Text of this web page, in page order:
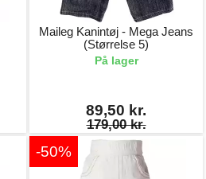
Maileg Kanintøj - Mega Jeans
(Størrelse 5)
På lager
89,50 kr.
179,00 kr.
-50%